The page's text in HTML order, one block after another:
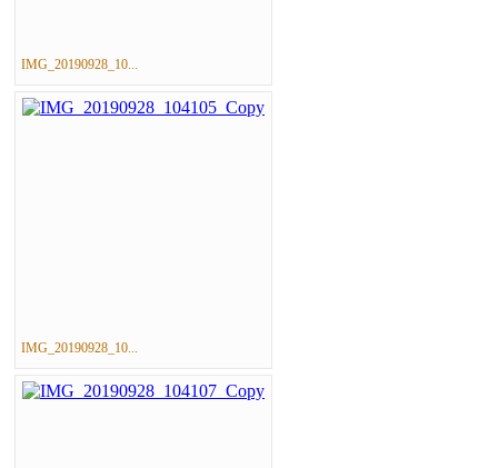
IMG_20190928_10...
IMG_20190928_10...